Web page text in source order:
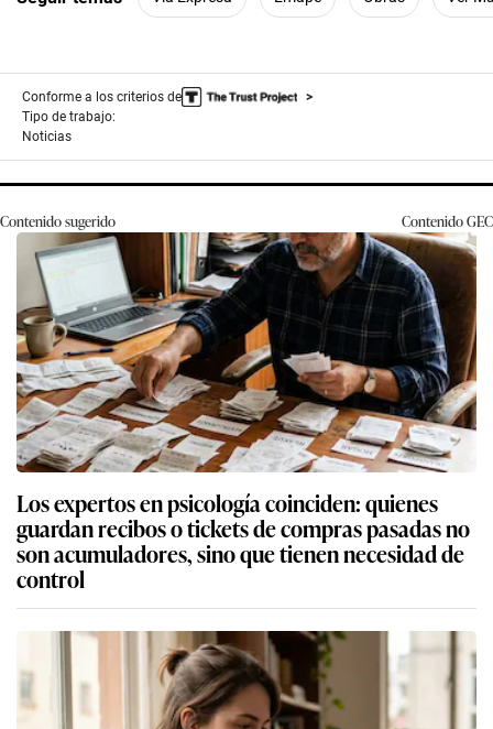
Conforme a los criterios de
Tipo de trabajo:
Noticias
Contenido sugerido ContenidoGEC
Los expertos en psicología coinciden: quienes
guardan recibos o tickets de compras pasadas no
son acumuladores, sino que tienen necesidad de
control